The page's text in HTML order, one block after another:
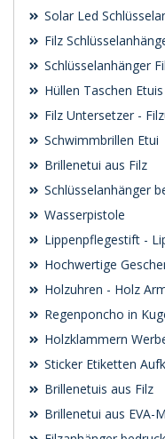
Solar Led
Filz
Schlüsselanhänger
Hüllen Taschen
Filz Untersetzer -
Schwimmbrillen Etui
Brillenetui aus Filz
Schlüsselanhänger
Wasserpistole
Lippenpflegestift -
Hochwertige
Holzuhren - Holz
Regenponcho in
Holzklammern
Sticker Etiketten
Brillenetuis aus Filz
Brillenetui aus EVA-